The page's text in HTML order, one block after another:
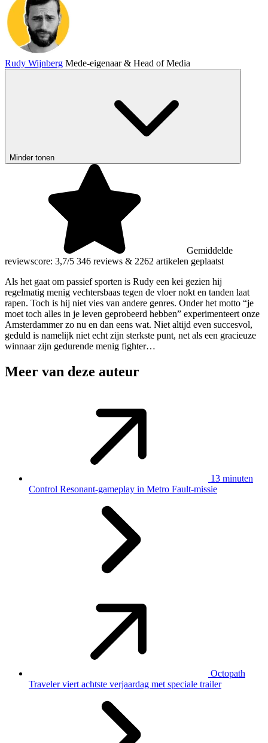
Rudy Wijnberg Mede-eigenaar & Head of Media
Minder tonen
Gemiddelde
reviewscore: 3,7/5 346 reviews & 2262 artikelen geplaatst
Als het gaat om passief sporten is Rudy een kei gezien hij
regelmatig menig vechtersbaas tegen de vloer nokt en tanden laat
rapen. Toch is hij niet vies van andere genres. Onder het motto “je
moet toch alles in je leven geprobeerd hebben” experimenteert onze
Amsterdammer zo nu en dan eens wat. Niet altijd even succesvol,
geduld is namelijk niet echt zijn sterkste punt, net als een gracieuze
winnaar zijn gedurende menig fighter…
Meer van deze auteur
13 minuten
Control Resonant-gameplay in Metro Fault-missie
Octopath
Traveler viert achtste verjaardag met speciale trailer